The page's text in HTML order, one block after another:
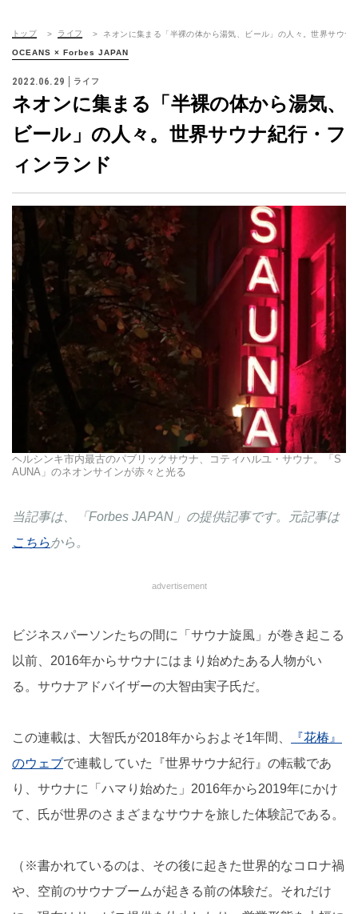
トップ ライフ ネオンに集まる「半裸の体から湯気、ビール」の人々。世界サウナ
OCEANS × Forbes JAPAN
2022.06.29 ライフ
ネオンに集まる「半裸の体から湯気、
ビール」の人々。世界サウナ紀行・フ
ィンランド
ヘルシンキ市内最古のパブリックサウナ、コティハルユ・サウナ。「S
AUNA」のネオンサインが赤々と光る
当記事は、「Forbes JAPAN」の提供記事です。元記事は
こちら から。
advertisement
ビジネスパーソンたちの間に「サウナ旋風」が巻き起こる
以前、2016年からサウナにはまり始めたある人物がい
る。サウナアドバイザーの大智由実子氏だ。
この連載は、大智氏が2018年からおよそ1年間、
『花椿』
のウェブで連載していた『世界サウナ紀行』の転載であ
り、サウナに「ハマり始めた」2016年から2019年にかけ
て、氏が世界のさまざまなサウナを旅した体験記である。
（※書かれているのは、その後に起きた世界的なコロナ禍
や、空前のサウナブームが起きる前の体験だ。それだけ